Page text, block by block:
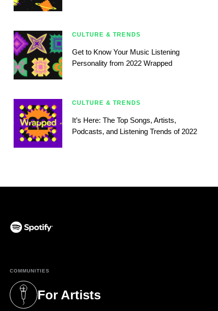
CULTURE & TRENDS
Get to Know Your Music Listening
Personality from 2022 Wrapped
CULTURE & TRENDS
It’s Here: The Top Songs, Artists,
Podcasts, and Listening Trends of 2022
COMMUNITIES
For Artists
(opens in a new tab)